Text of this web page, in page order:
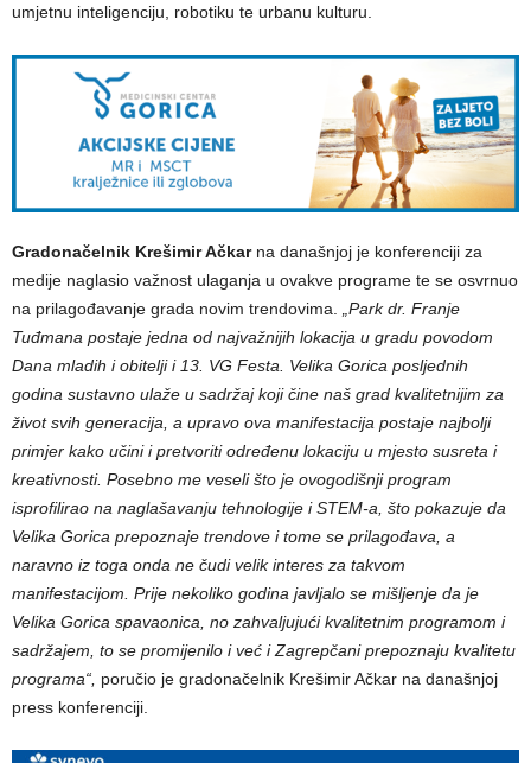
umjetnu inteligenciju, robotiku te urbanu kulturu.
Gradonačelnik Krešimir Ačkarna današnjoj je konferenciji za
medije naglasio važnost ulaganja u ovakve programe te se osvrnuo
na prilagođavanje grada novim trendovima. „Park dr. Franje
Tuđmana postaje jedna od najvažnijih lokacija u gradu povodom
Dana mladih i obitelji i 13. VG Festa. Velika Gorica posljednih
godina sustavno ulaže u sadržaj koji čine naš grad kvalitetnijim za
život svih generacija, a upravo ova manifestacija postaje najbolji
primjer kako učini i pretvoriti određenu lokaciju u mjesto susreta i
kreativnosti. Posebno me veseli što je ovogodišnji program
isprofilirao na naglašavanju tehnologije i STEM-a, što pokazuje da
Velika Gorica prepoznaje trendove i tome se prilagođava, a
naravno iz toga onda ne čudi velik interes za takvom
manifestacijom. Prije nekoliko godina javljalo se mišljenje da je
Velika Gorica spavaonica, no zahvaljujući kvalitetnim programom i
sadržajem, to se promijenilo i već i Zagrepčani prepoznaju kvalitetu
programa“, poručio je gradonačelnik Krešimir Ačkar na današnjoj
press konferenciji.